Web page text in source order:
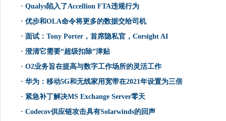
· Qualys陷入了Accellion FTA违规行为
· 优步和OLA命令将更多的数据交给司机
· 面试：Tony Porter，首席隐私官，Corsight AI
· 澄清它需要“超级扣除”津贴
· O2业务旨在提高与数字工作场所的灵活工作
· 华为：移动5G和无线家用宽带在2021年设置为三倍
· 紧急补丁解决MS Exchange Server零天
· Codecov供应链攻击具有Solarwinds的回声